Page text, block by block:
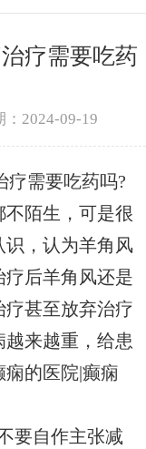
疗需要吃药
：2024-09-19
疗需要吃药吗?
陌生，可是很
，认为羊角风
后羊角风还是
疗甚至放弃治疗
来越重，给患
的医院|癫痫
要自作主张减